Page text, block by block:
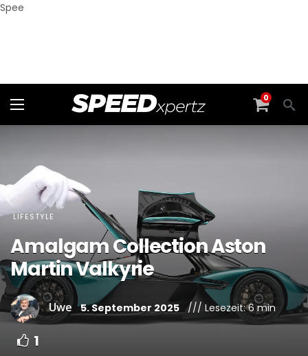
Spee
0
LIFESTYLE
Amalgam Collection Aston
Martin Valkyrie
Uwe 5. September 2025 /// Lesezeit: 6 min
1